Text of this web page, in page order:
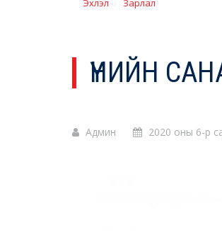
Эхлэл Зарлал
ҮНИЙН
Админ 2020 оны 6-р